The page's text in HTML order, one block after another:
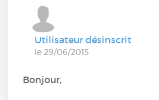
Utilisateur désinscrit
le 29/06/2015
Bonjour,